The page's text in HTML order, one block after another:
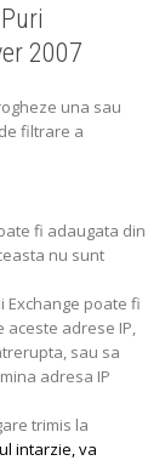
2007
una sau
filtrare a
fi adaugata din
nu sunt
Exchange poate fi
aceste adrese IP,
sau sa
adresa IP
trimis la
intarzie, va